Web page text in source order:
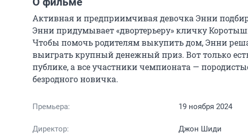
Активная и предприимчивая девочка Энни
Энни придумывает «двортерьеру» кличку
Чтобы помочь родителям выкупить дом, Энни
выиграть крупный денежный приз. Вот только
публике, а все участники чемпионата —
безродного новичка.
Премьера: 19 ноября 2024
Директор: Джон Шиди